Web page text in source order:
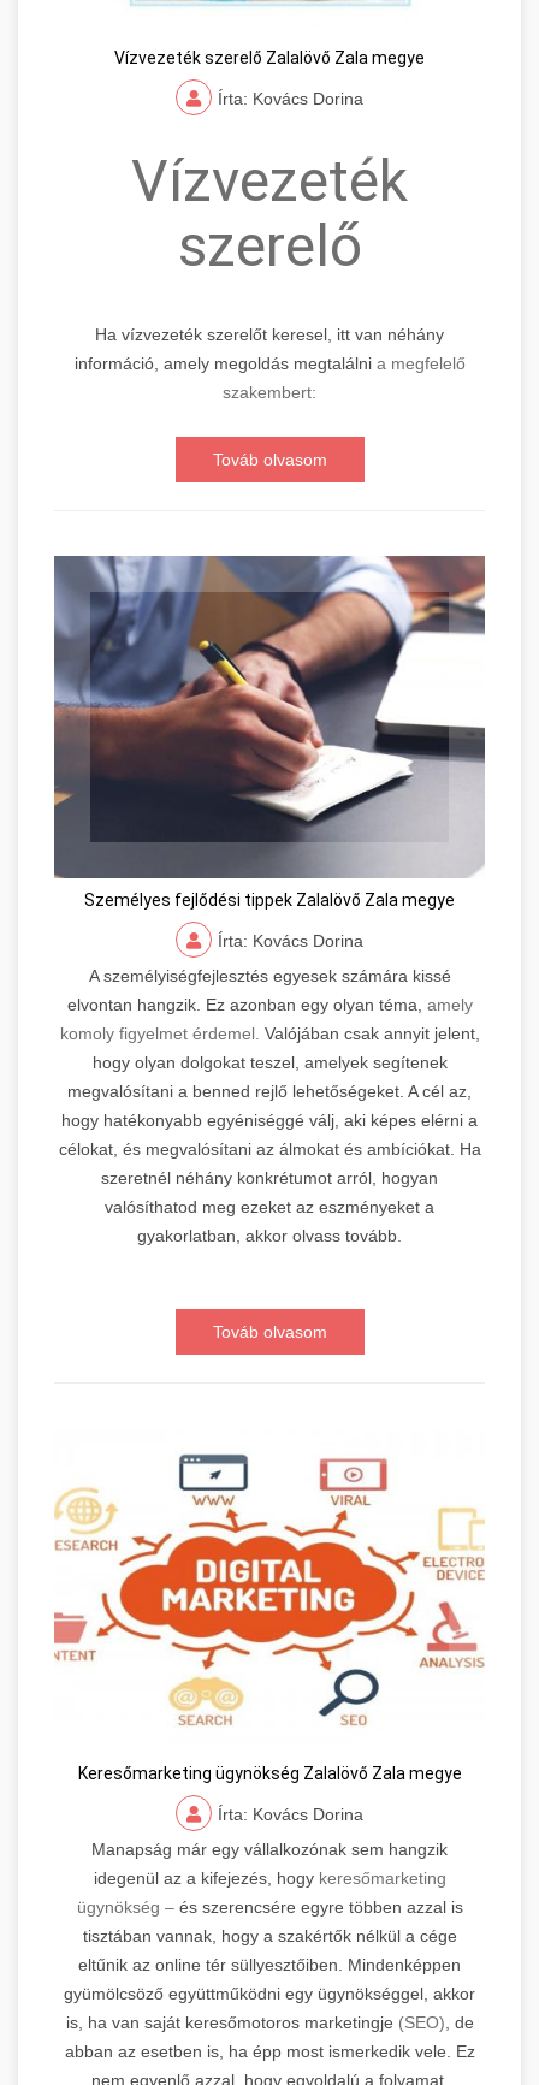
Vízvezeték szerelő Zalalövő Zala megye
Írta: Kovács Dorina
Vízvezeték
szerelő
Ha vízvezeték szerelőt keresel, itt van néhány
információ, amely megoldás megtalálnia megfelelő
szakembert:
Továb olvasom
Személyes fejlődési tippek Zalalövő Zala megye
Írta: Kovács Dorina
A személyiségfejlesztés egyesek számára kissé
elvontan hangzik. Ez azonban egy olyan téma, amely
komoly figyelmet érdemel. Valójában csak annyit jelent,
hogy olyan dolgokat teszel, amelyek segítenek
megvalósítani a benned rejlő lehetőségeket. A cél az,
hogy hatékonyabb egyéniséggé válj, aki képes elérni a
célokat, és megvalósítani az álmokat és ambíciókat. Ha
szeretnél néhány konkrétumot arról, hogyan
valósíthatod meg ezeket az eszményeket a
gyakorlatban, akkor olvass tovább.
Továb olvasom
Keresőmarketing ügynökség Zalalövő Zala megye
Írta: Kovács Dorina
Manapság már egy vállalkozónak sem hangzik
idegenül az a kifejezés, hogy keresőmarketing
ügynökség –és szerencsére egyre többen azzal is
tisztában vannak, hogy a szakértők nélkül a cége
eltűnik az online tér süllyesztőiben. Mindenképpen
gyümölcsöző együttműködni egy ügynökséggel, akkor
is, ha van saját keresőmotoros marketingje (SEO) , de
abban az esetben is, ha épp most ismerkedik vele. Ez
nem egyenlő azzal, hogy egyoldalú a folyamat.